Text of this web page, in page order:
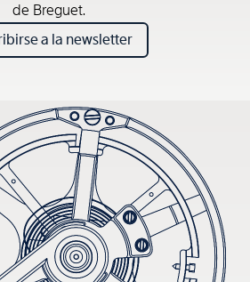
de Breguet.
a la newsletter